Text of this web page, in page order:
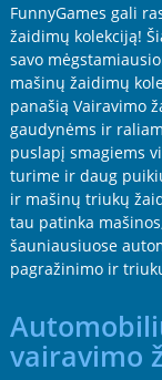
FunnyGames gali
žaidimų kolekciją!
savo
mašinų žaidimų
panašią Vairavimo
gaudynėms ir
puslapį smagiems
turime ir daug
ir mašinų triukų
tau patinka
šauniausiuose
pagražinimo ir
vairavimo